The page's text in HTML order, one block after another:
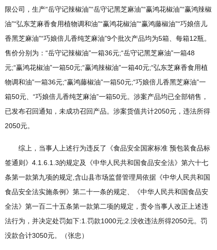
限公司，生产“岳守记辣椒油”“岳守记黑芝麻油”“赢鸿花椒油”“赢鸿辣椒
油”“弘东芝麻香食用植物调和油”“赢鸿花椒油”“赢鸿藤椒油”“巧娘倍儿
香黑芝麻油”“巧娘倍儿香纯芝麻油”9个批次产品均为5箱、每箱12瓶。
售价分别为：“岳守记辣椒油”一箱36元;“岳守记黑芝麻油”一箱48
元;“赢鸿花椒油”一箱50元;“赢鸿辣椒油”一箱40元;“弘东芝麻香食用植
物调和油”一箱36元;“赢鸿藤椒油”一箱50元;“巧娘倍儿香黑芝麻油”一
箱50元、“巧娘倍儿香纯芝麻油”一箱50元。涉案产品均已全部销售，
已发布召回通知，未成功召回产品。涉案货值共计2050元，违法所得
2050元。
综上，当事人上述行为违反了《食品安全国家标准 预包装食品标
签通则》4.1.6.1.3的规定及《中华人民共和国食品安全法》第六十七
条第一款第九项的规定,含山县市场监督管理局依据《中华人民共和国
食品安全法实施条例》第二十一条的规定、《中华人民共和国食品安
全法》第一百二十五条第一款第二项的规定，责令当事人改正上述违
法行为，并决定处罚如下:1.罚款1000元;2.没收违法所得2050元。罚
没款合计3050元。（张忠）